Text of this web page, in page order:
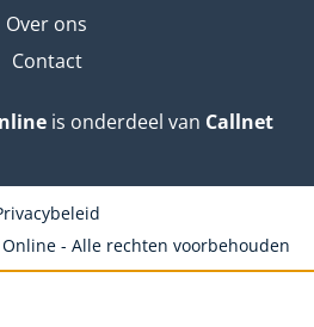
Over ons
Contact
is onderdeel van Callnet
- Alle rechten voorbehouden